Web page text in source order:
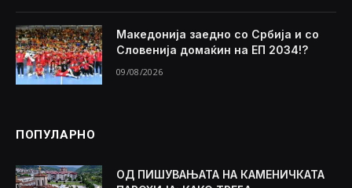
Македонија заедно со Србија и со
Словенија домаќин на ЕП 2034!?
09/08/2026
ПОПУЛАРНО
ОД ПИШУВАЊАТА НА КАМЕНИЧКАТА